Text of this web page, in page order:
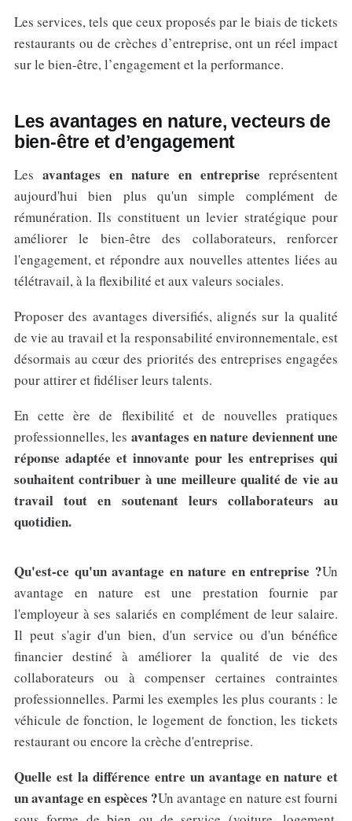
Les services, tels que ceux proposés par le biais de tickets
restaurants ou de crèches d’entreprise, ont un réel impact
sur le bien-être, l’engagement et la performance.
Les avantages en nature, vecteurs de
bien-être et d’engagement
Les avantages en nature en entreprise représentent
aujourd'hui bien plus qu'un simple complément de
rémunération. Ils constituent un levier stratégique pour
améliorer le bien-être des collaborateurs, renforcer
l'engagement, et répondre aux nouvelles attentes liées au
télétravail, à la flexibilité et aux valeurs sociales.
Proposer des avantages diversifiés, alignés sur la qualité
de vie au travail et la responsabilité environnementale, est
désormais au cœur des priorités des entreprises engagées
pour attirer et fidéliser leurs talents.
En cette ère de flexibilité et de nouvelles pratiques
professionnelles, les avantages en nature deviennent une
réponse adaptée et innovante pour les entreprises qui
souhaitent contribuer à une meilleure qualité de vie au
travail tout en soutenant leurs collaborateurs au
quotidien.
Qu'est-ce qu'un avantage en nature en entreprise ?Un
avantage en nature est une prestation fournie par
l'employeur à ses salariés en complément de leur salaire.
Il peut s'agir d'un bien, d'un service ou d'un bénéfice
financier destiné à améliorer la qualité de vie des
collaborateurs ou à compenser certaines contraintes
professionnelles. Parmi les exemples les plus courants : le
véhicule de fonction, le logement de fonction, les tickets
restaurant ou encore la crèche d'entreprise.
Quelle est la différence entre un avantage en nature et
un avantage en espèces ?Un avantage en nature est fourni